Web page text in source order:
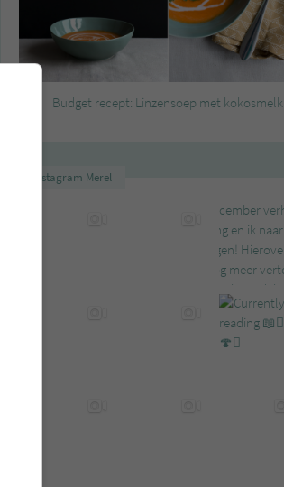
Budget recept: Linzensoep met kokosmelk
Instagram Merel